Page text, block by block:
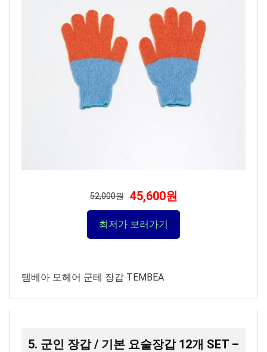
52,000원 45,600원
최저가 보러가기
템베아 모헤어 군테 장갑 TEMBEA
5. 군인 장갑 / 기본 요술장갑 12개 SET –